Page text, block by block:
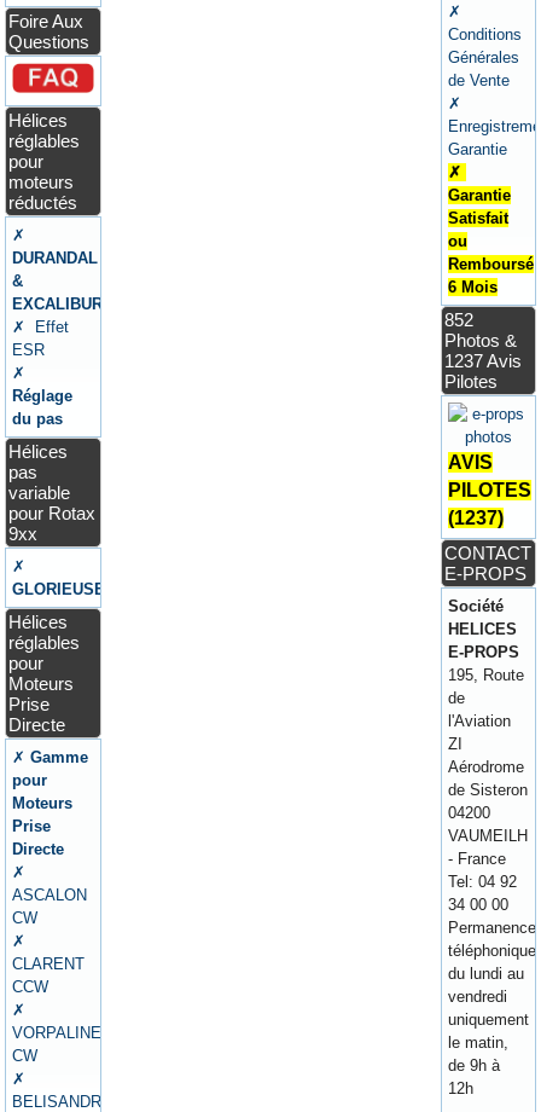
Foire Aux
Questions
Hélices
réglables
pour
moteurs
réductés
✗
DURANDAL
&
EXCALIBUR
✗ Effet
ESR
✗
Réglage
du pas
Hélices
pas
variable
pour Rotax
9xx
✗
GLORIEUSE
Hélices
réglables
pour
Moteurs
Prise
Directe
✗Gamme
pour
Moteurs
Prise
Directe
✗
ASCALON
CW
✗
CLARENT
CCW
✗
VORPALINE
CW
✗
BELISANDRE
✗
Conditions
Générales
de Vente
✗
Garantie
✗
Garantie
Satisfait
ou
Remboursé
6 Mois
852
Photos &
1237 Avis
Pilotes
AVIS
PILOTES
(1237)
CONTACT
E-PROPS
Société
HELICES
E-PROPS
195, Route
de
l'Aviation
ZI
Aérodrome
de Sisteron
04200
VAUMEILH
- France
Tel: 04 92
34 00 00
Permanence
téléphonique
du lundi au
vendredi
uniquement
le matin,
de 9h à
12h